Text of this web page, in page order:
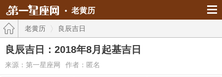
老黄历
老黄历 良辰吉日
良辰吉日：2018年8月起基吉日
来源：第一星座网 作者：匿名